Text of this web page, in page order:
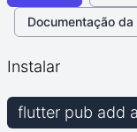
Documentação da
Instalar
flutter pub add